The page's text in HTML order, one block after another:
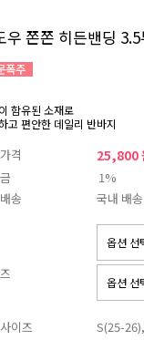
우 쫀쫀 히든밴딩
함유된 소재로
고 편안한 데일리 반바지
격 25,800
1%
송
국내 배
이즈 S(25-